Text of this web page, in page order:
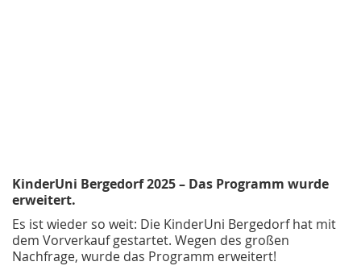
KinderUni Bergedorf 2025 – Das Programm wurde
erweitert.
Es ist wieder so weit: Die KinderUni Bergedorf hat mit
dem Vorverkauf gestartet. Wegen des großen
Nachfrage, wurde das Programm erweitert!